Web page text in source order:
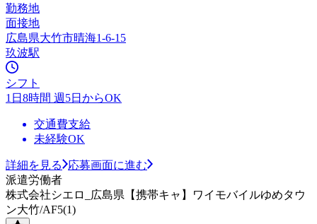
勤務地
面接地
広島県大竹市晴海1-6-15
玖波駅
シフト
1日8時間 週5日からOK
交通費支給
未経験OK
詳細を見る
応募画面に進む
派遣労働者
株式会社シエロ_広島県【携帯キャ】ワイモバイルゆめタウ
ン大竹/AF5(1)